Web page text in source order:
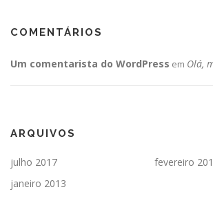
COMENTÁRIOS
Um comentarista do WordPress em Olá,
ARQUIVOS
julho 2017
fevereiro
janeiro 2013